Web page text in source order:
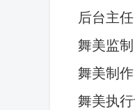
后台主
舞美监
舞美制
舞美执